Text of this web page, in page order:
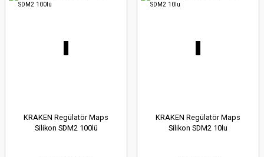
KRAKEN Regülatör Maps
Silikon SDM2 100lü
KRAKEN Regülatör Maps
Silikon SDM2 10lu